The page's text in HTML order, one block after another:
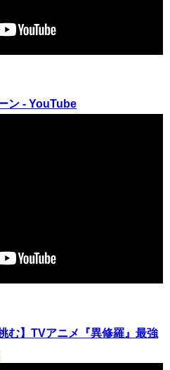
ン - YouTube
む】TVアニメ『異修羅』最強